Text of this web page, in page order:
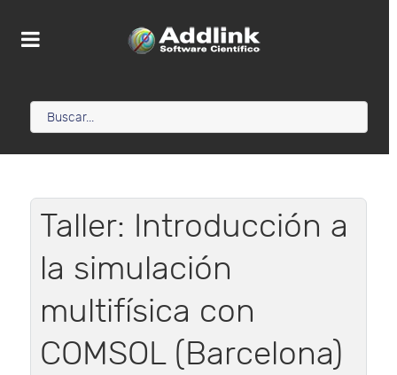
Taller: Introducción a
la simulación
multifísica con
COMSOL (Barcelona)